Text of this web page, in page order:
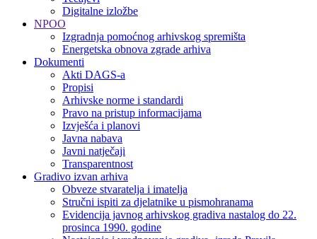
Digitalne izložbe
NPOO
Izgradnja pomoćnog arhivskog spremišta
Energetska obnova zgrade arhiva
Dokumenti
Akti DAGS-a
Propisi
Arhivske norme i standardi
Pravo na pristup informacijama
Izvješća i planovi
Javna nabava
Javni natječaji
Transparentnost
Gradivo izvan arhiva
Obveze stvaratelja i imatelja
Stručni ispiti za djelatnike u pismohranama
Evidencija javnog arhivskog gradiva nastalog do 22.
prosinca 1990. godine